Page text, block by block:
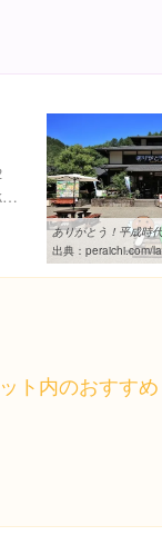
http://www.michinoeki-heisei.nksv.net/
出典： peraichi.com/
ト内のおすすめ